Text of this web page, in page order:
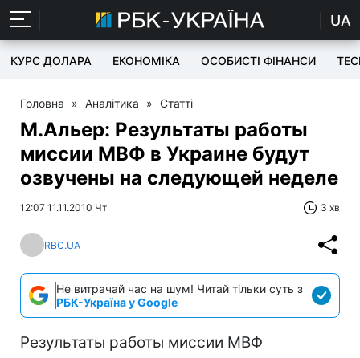
UA
КУРС ДОЛАРА ЕКОНОМІКА ОСОБИСТІ ФІНАНСИ
Головна » Аналітика » Статті
М.Альер: Результаты работы
миссии МВФ в Украине будут
озвучены на следующей неделе
12:07 11.11.2010 Чт 3 хв
RBC.UA
Не витрачай час на шум! Читай тільки суть з
РБК-Україна у Google
Результаты работы миссии МВФ